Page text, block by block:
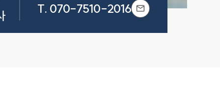
T. 070-7510-2016